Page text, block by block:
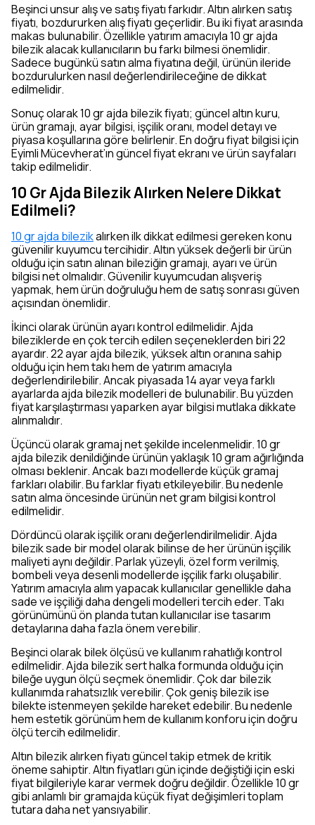
Beşinci unsur alış ve satış fiyatı farkıdır. Altın alırken satış
fiyatı, bozdururken alış fiyatı geçerlidir. Bu iki fiyat arasında
makas bulunabilir. Özellikle yatırım amacıyla 10 gr ajda
bilezik alacak kullanıcıların bu farkı bilmesi önemlidir.
Sadece bugünkü satın alma fiyatına değil, ürünün ileride
bozdurulurken nasıl değerlendirileceğine de dikkat
edilmelidir.
Sonuç olarak 10 gr ajda bilezik fiyatı; güncel altın kuru,
ürün gramajı, ayar bilgisi, işçilik oranı, model detayı ve
piyasa koşullarına göre belirlenir. En doğru fiyat bilgisi için
Eyimli Mücevherat’ın güncel fiyat ekranı ve ürün sayfaları
takip edilmelidir.
10 Gr Ajda Bilezik Alırken Nelere Dikkat
Edilmeli?
10 gr ajda bilezikalırken ilk dikkat edilmesi gereken konu
güvenilir kuyumcu tercihidir. Altın yüksek değerli bir ürün
olduğu için satın alınan bileziğin gramajı, ayarı ve ürün
bilgisi net olmalıdır. Güvenilir kuyumcudan alışveriş
yapmak, hem ürün doğruluğu hem de satış sonrası güven
açısından önemlidir.
İkinci olarak ürünün ayarı kontrol edilmelidir. Ajda
bileziklerde en çok tercih edilen seçeneklerden biri 22
ayardır. 22 ayar ajda bilezik, yüksek altın oranına sahip
olduğu için hem takı hem de yatırım amacıyla
değerlendirilebilir. Ancak piyasada 14 ayar veya farklı
ayarlarda ajda bilezik modelleri de bulunabilir. Bu yüzden
fiyat karşılaştırması yaparken ayar bilgisi mutlaka dikkate
alınmalıdır.
Üçüncü olarak gramaj net şekilde incelenmelidir. 10 gr
ajda bilezik denildiğinde ürünün yaklaşık 10 gram ağırlığında
olması beklenir. Ancak bazı modellerde küçük gramaj
farkları olabilir. Bu farklar fiyatı etkileyebilir. Bu nedenle
satın alma öncesinde ürünün net gram bilgisi kontrol
edilmelidir.
Dördüncü olarak işçilik oranı değerlendirilmelidir. Ajda
bilezik sade bir model olarak bilinse de her ürünün işçilik
maliyeti aynı değildir. Parlak yüzeyli, özel form verilmiş,
bombeli veya desenli modellerde işçilik farkı oluşabilir.
Yatırım amacıyla alım yapacak kullanıcılar genellikle daha
sade ve işçiliği daha dengeli modelleri tercih eder. Takı
görünümünü ön planda tutan kullanıcılar ise tasarım
detaylarına daha fazla önem verebilir.
Beşinci olarak bilek ölçüsü ve kullanım rahatlığı kontrol
edilmelidir. Ajda bilezik sert halka formunda olduğu için
bileğe uygun ölçü seçmek önemlidir. Çok dar bilezik
kullanımda rahatsızlık verebilir. Çok geniş bilezik ise
bilekte istenmeyen şekilde hareket edebilir. Bu nedenle
hem estetik görünüm hem de kullanım konforu için doğru
ölçü tercih edilmelidir.
Altın bilezik alırken fiyatı güncel takip etmek de kritik
öneme sahiptir. Altın fiyatları gün içinde değiştiği için eski
fiyat bilgileriyle karar vermek doğru değildir. Özellikle 10 gr
gibi anlamlı bir gramajda küçük fiyat değişimleri toplam
tutara daha net yansıyabilir.